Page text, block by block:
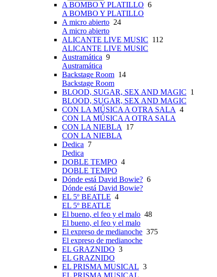
A BOMBO Y PLATILLO 6
A BOMBO Y PLATILLO
A micro abierto 24
A micro abierto
ALICANTE LIVE MUSIC 112
ALICANTE LIVE MUSIC
Austramática 9
Austramática
Backstage Room 14
Backstage Room
BLOOD, SUGAR, SEX AND MAGIC 1
BLOOD, SUGAR, SEX AND MAGIC
CON LA MÚSICA A OTRA SALA 4
CON LA MÚSICA A OTRA SALA
CON LA NIEBLA 17
CON LA NIEBLA
Dedica 7
Dedica
DOBLE TEMPO 4
DOBLE TEMPO
Dónde está David Bowie? 6
Dónde está David Bowie?
EL 5º BEATLE 4
EL 5º BEATLE
El bueno, el feo y el malo 48
El bueno, el feo y el malo
El expreso de medianoche 375
El expreso de medianoche
EL GRAZNIDO 3
EL GRAZNIDO
EL PRISMA MUSICAL 3